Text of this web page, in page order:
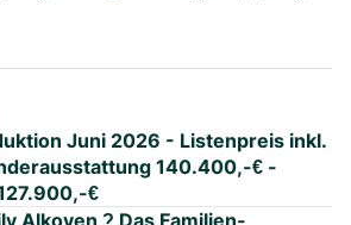
Juni 2026 - Listenpreis inkl.
140.400,-€ -
€
Alkoven ? Das Familien-